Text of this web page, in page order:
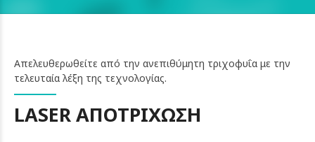
Απελευθερωθείτε από την ανεπιθύμητη τριχοφυΐα με την
τελευταία λέξη της τεχνολογίας.
LASER ΑΠΟΤΡΙΧΩΣΗ